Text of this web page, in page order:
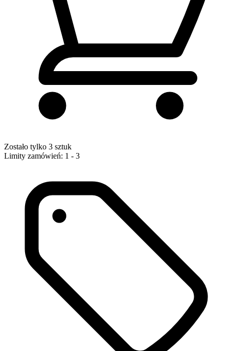
Zostało tylko 3 sztuk
Limity zamówień: 1 - 3